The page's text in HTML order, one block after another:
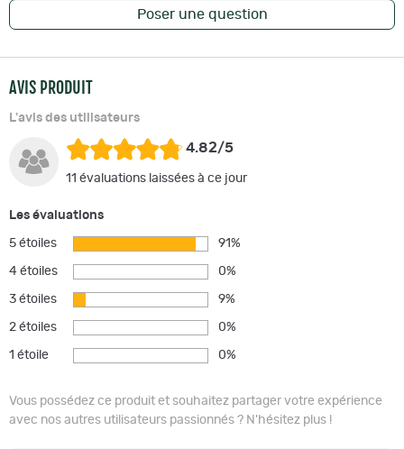
Poser une question
AVIS PRODUIT
L'avis des utilisateurs
4.82/5
11 évaluations laissées à ce jour
Les évaluations
5 étoiles 91%
4 étoiles 0%
3 étoiles 9%
2 étoiles 0%
1 étoile 0%
Vous possédez ce produit et souhaitez partager votre expérience
avec nos autres utilisateurs passionnés ? N'hésitez plus !